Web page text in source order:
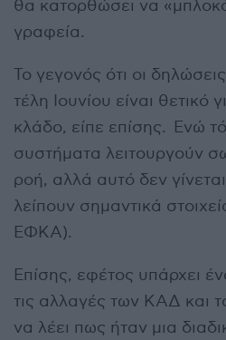
θα κατορθώσει να
γραφεία.
Το γεγονός ότι οι
τέλη Ιουνίου είναι θετικό
κλάδο, είπε επίσης. Ενώ
συστήματα λειτουργούν
ροή, αλλά αυτό δεν
λείπουν σημαντικά
ΕΦΚΑ).
Επίσης, εφέτος υπάρχει
τις αλλαγές των ΚΑΔ και
να λέει πως ήταν μια